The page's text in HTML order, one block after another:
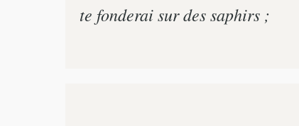
te fonderai sur des saphirs ;